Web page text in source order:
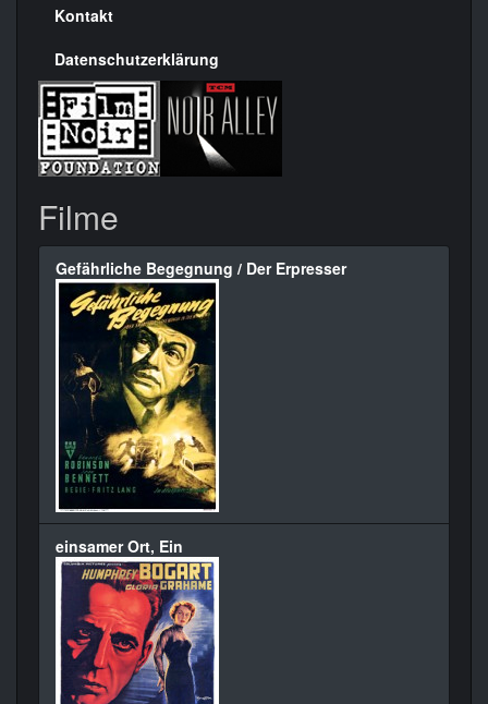
Kontakt
Datenschutzerklärung
Filme
Gefährliche Begegnung / Der Erpresser
einsamer Ort, Ein